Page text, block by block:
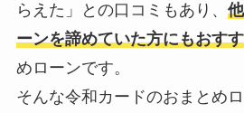
らえた」との口コミもあり、
ーンを諦めていた方にもおす
めローンです。
そんな令和カードのおまとめ